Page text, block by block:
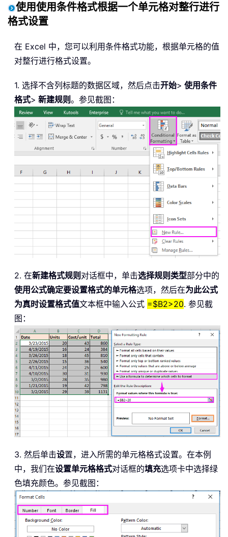
使用使用条件格式根据一个单元格对整行进行
格式设置
在 Excel 中，您可以利用条件格式功能，根据单元格的值
对整行进行格式设置。
1. 选择不含列标题的数据区域，然后点击开始> 使用条件
格式> 新建规则。参见截图：
2. 在新建格式规则 对话框中，单击选择规则类型部分中的
使用公式确定要设置格式的单元格选项，然后在为此公式
为真时设置格式值文本框中输入公式 =$B2>20. 参见截
图：
3. 然后单击设置，进入所需的单元格格式设置。在本例
中，我们在设置单元格格式对话框的填充选项卡中选择绿
色填充颜色。参见截图：